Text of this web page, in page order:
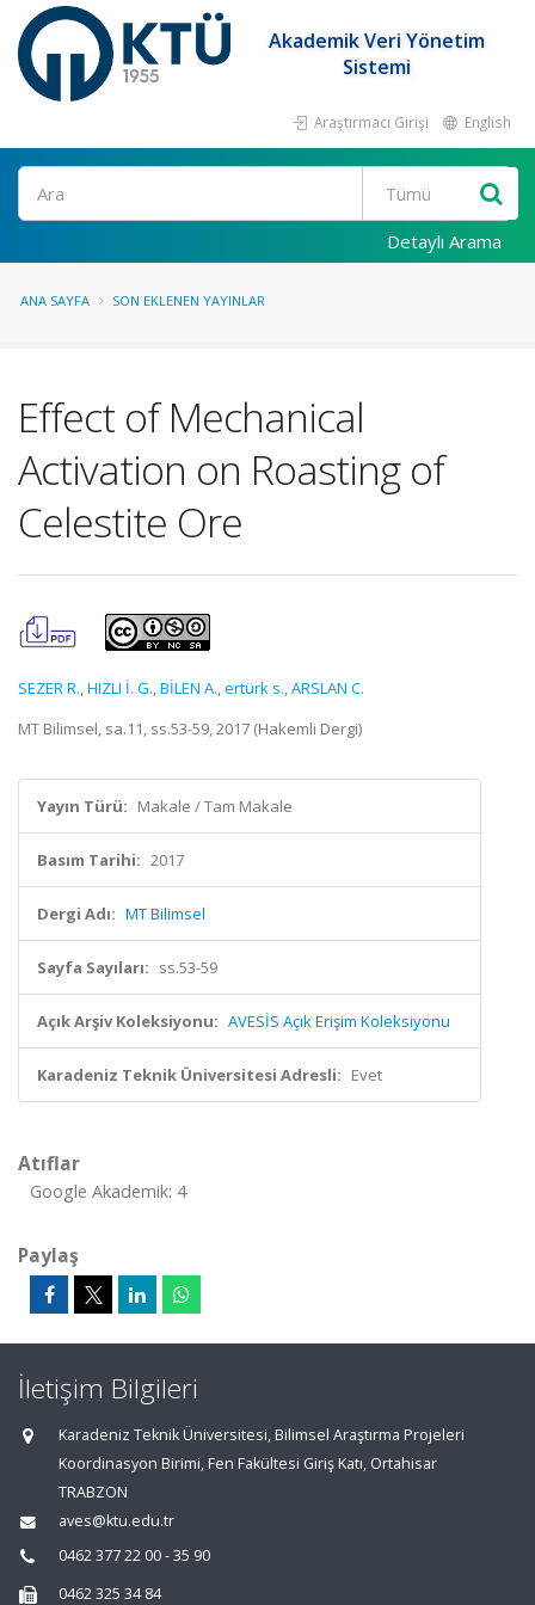
Akademik Veri Yönetim
Sistemi
Araştırmacı Girişi English
Ara
Detaylı Arama
ANA SAYFA SON EKLENEN YAYINLAR
Effect of Mechanical
Activation on Roasting of
Celestite Ore
SEZER R.,HIZLI İ. G.,BİLEN A.,ertürk s.,ARSLAN C.
MT Bilimsel, sa.11, ss.53-59, 2017 (Hakemli Dergi)
Yayın Türü: Makale / Tam Makale
Basım Tarihi: 2017
Dergi Adı: MT Bilimsel
Sayfa Sayıları: ss.53-59
Açık Arşiv Koleksiyonu: AVESİS Açık Erişim Koleksiyonu
Karadeniz Teknik Üniversitesi Adresli: Evet
Atıflar
Google Akademik: 4
Paylaş
İletişim Bilgileri
Karadeniz Teknik Üniversitesi, Bilimsel Araştırma Projeleri
Koordinasyon Birimi, Fen Fakültesi Giriş Katı, Ortahisar
TRABZON
aves@ktu.edu.tr
0462 377 22 00 - 35 90
0462 325 34 84